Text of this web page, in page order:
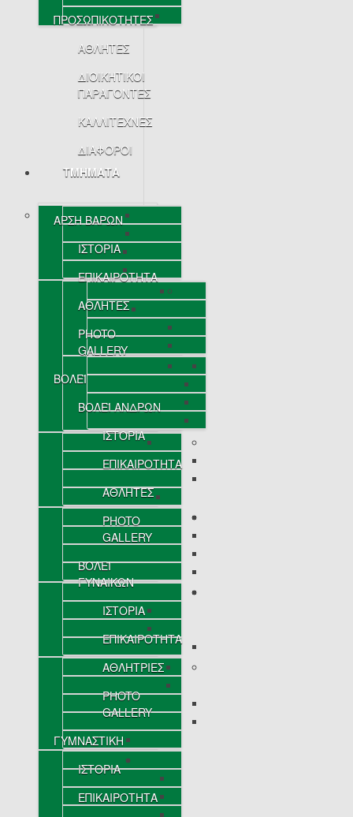
ΠΡΟΣΩΠΙΚΟΤΗΤΕΣ
ΑΘΛΗΤΕΣ
ΔΙΟΙΚΗΤΙΚΟΙ
ΠΑΡΑΓΟΝΤΕΣ
ΚΑΛΛΙΤΕΧΝΕΣ
ΔΙΑΦΟΡΟΙ
ΤΜΗΜΑΤΑ
ΑΡΣΗ ΒΑΡΩΝ
ΙΣΤΟΡΙΑ
ΕΠΙΚΑΙΡΟΤΗΤΑ
ΑΘΛΗΤΕΣ
PHOTO
GALLERY
ΒΟΛΕΪ
ΒΟΛΕΪ ΑΝΔΡΩΝ
ΙΣΤΟΡΙΑ
ΕΠΙΚΑΙΡΟΤΗΤΑ
ΑΘΛΗΤΕΣ
PHOTO
GALLERY
ΒΟΛΕΪ
ΓΥΝΑΙΚΩΝ
ΙΣΤΟΡΙΑ
ΕΠΙΚΑΙΡΟΤΗΤΑ
ΑΘΛΗΤΡΙΕΣ
PHOTO
GALLERY
ΓΥΜΝΑΣΤΙΚΗ
ΙΣΤΟΡΙΑ
ΕΠΙΚΑΙΡΟΤΗΤΑ